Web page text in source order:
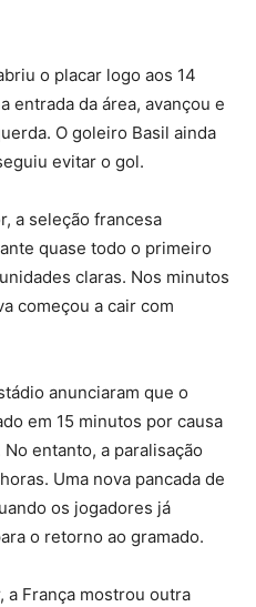
o placar logo aos 14
entrada da área, avançou e
O goleiro Basil ainda
evitar o gol.
a seleção francesa
quase todo o primeiro
claras. Nos minutos
começou a cair com
anunciaram que o
em 15 minutos por causa
entanto, a paralisação
Uma nova pancada de
os jogadores já
o retorno ao gramado.
a França mostrou outra